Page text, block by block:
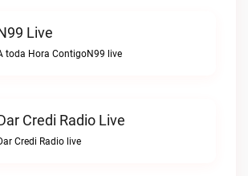
Live
toda Hora ContigoN99 live
Credi Radio Live
Credi Radio live